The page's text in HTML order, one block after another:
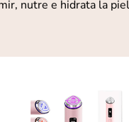
nutre e hidrata la